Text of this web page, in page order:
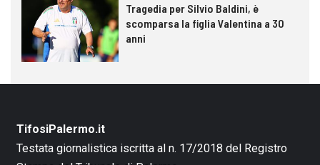
Tragedia per Silvio Baldini, è
scomparsa la figlia Valentina a 30
anni
TifosiPalermo.it
Testata giornalistica iscritta al n. 17/2018 del Registro